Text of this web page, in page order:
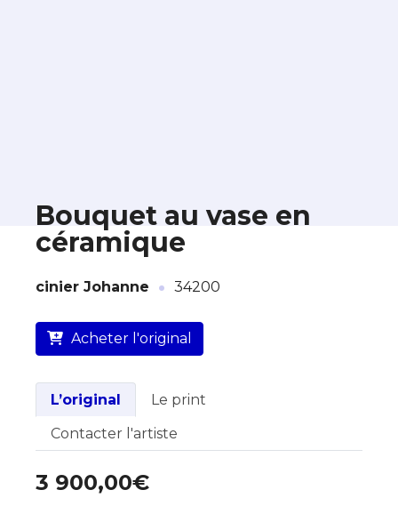
À propos de cette œuvre
L’artiste assume l’entière responsabilité
la livraison de l’œuvre originale.
Bouquet au vase en
céramique
cinier Johanne · 34200
Acheter l'original
L’original
Le print
Contacter l'artiste
3 900,00€